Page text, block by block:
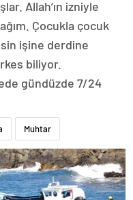
Allah’ın izniyle
Çocukla çocuk
işine derdine
biliyor.
gündüzde 7/24
Muhtar